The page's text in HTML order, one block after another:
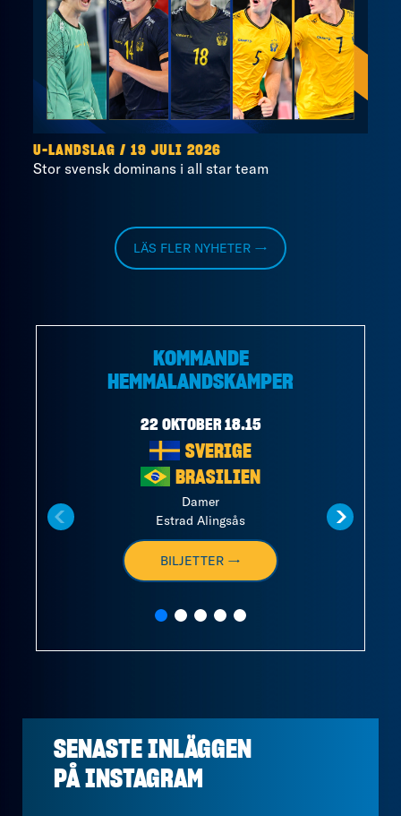
U-LANDSLAG / 19 JULI 2026
Stor svensk dominans i all star team
LÄS FLER NYHETER →
KOMMANDE
HEMMALANDSKAMPER
22 OKTOBER 18.15
SVERIGE
BRASILIEN
Damer
Estrad Alingsås
BILJETTER →
SENASTE INLÄGGEN
PÅINSTAGRAM